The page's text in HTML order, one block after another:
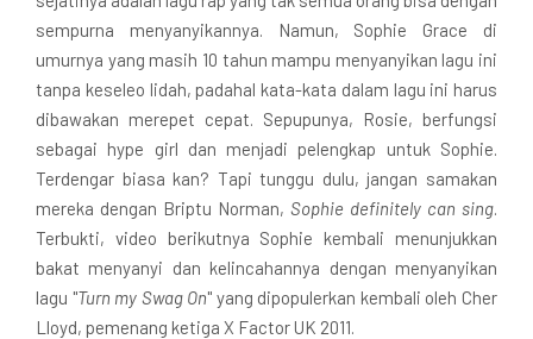
sempurna menyanyikannya. Namun, Sophie Grace di
umurnya yang masih 10 tahun mampu menyanyikan lagu ini
tanpa keseleo lidah, padahal kata-kata dalam lagu ini harus
dibawakan merepet cepat. Sepupunya, Rosie, berfungsi
sebagai hype girl dan menjadi pelengkap untuk Sophie.
Terdengar biasa kan? Tapi tunggu dulu, jangan samakan
mereka dengan Briptu Norman, Sophie definitely can sing
Terbukti, video berikutnya Sophie kembali menunjukkan
bakat menyanyi dan kelincahannya dengan menyanyikan
lagu "Turn my Swag On" yang dipopulerkan kembali oleh Cher
Lloyd, pemenang ketiga X Factor UK 2011.